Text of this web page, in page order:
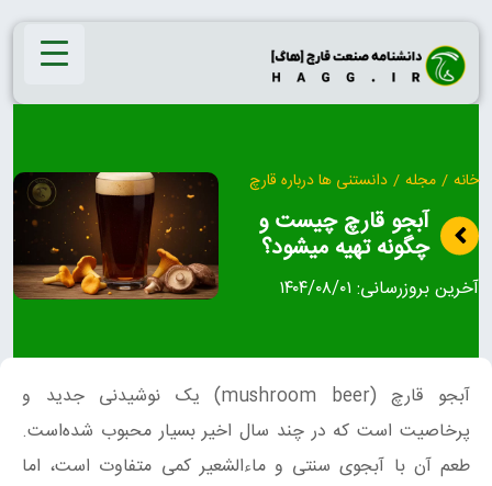
Skip
content
خانه / مجله / دانستنی ها درباره قارچ
آبجو قارچ چیست و
چگونه تهیه میشود؟
آخرین بروزرسانی: ۱۴۰۴/۰۸/۰۱
آبجو قارچ (mushroom beer) یک نوشیدنی جدید و
پرخاصیت است که در چند سال اخیر بسیار محبوب شده‌است.
طعم آن با آبجوی سنتی و ماءالشعیر کمی متفاوت است، اما